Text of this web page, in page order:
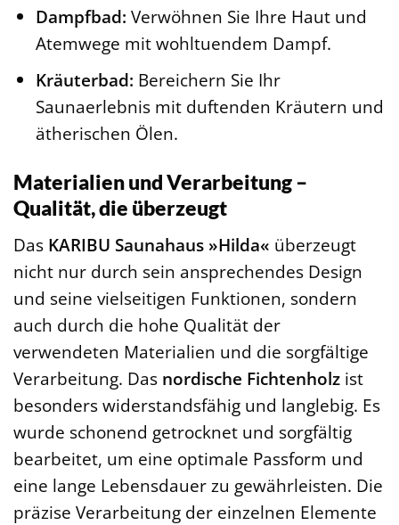
Dampfbad: Verwöhnen Sie Ihre Haut und
Atemwege mit wohltuendem Dampf.
Kräuterbad: Bereichern Sie Ihr
Saunaerlebnis mit duftenden Kräutern und
ätherischen Ölen.
Materialien und Verarbeitung –
Qualität, die überzeugt
Das KARIBU Saunahaus »Hilda« überzeugt
nicht nur durch sein ansprechendes Design
und seine vielseitigen Funktionen, sondern
auch durch die hohe Qualität der
verwendeten Materialien und die sorgfältige
Verarbeitung. Das nordische Fichtenholz ist
besonders widerstandsfähig und langlebig. Es
wurde schonend getrocknet und sorgfältig
bearbeitet, um eine optimale Passform und
eine lange Lebensdauer zu gewährleisten. Die
präzise Verarbeitung der einzelnen Elemente